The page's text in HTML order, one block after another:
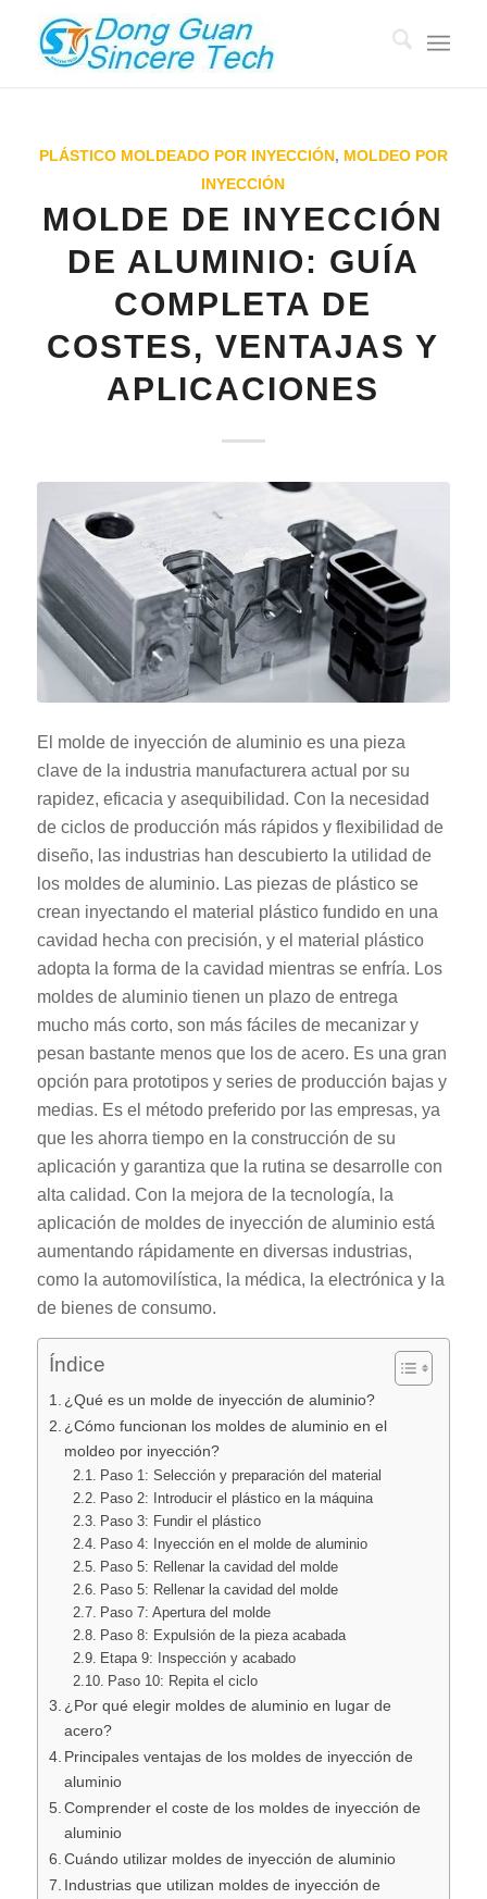
PLÁSTICO MOLDEADO POR INYECCIÓN, MOLDEO POR
INYECCIÓN
MOLDE DE INYECCIÓN
DE ALUMINIO: GUÍA
COMPLETA DE
COSTES, VENTAJAS Y
APLICACIONES
El molde de inyección de aluminio es una pieza
clave de la industria manufacturera actual por su
rapidez, eficacia y asequibilidad. Con la necesidad
de ciclos de producción más rápidos y flexibilidad de
diseño, las industrias han descubierto la utilidad de
los moldes de aluminio. Las piezas de plástico se
crean inyectando el material plástico fundido en una
cavidad hecha con precisión, y el material plástico
adopta la forma de la cavidad mientras se enfría. Los
moldes de aluminio tienen un plazo de entrega
mucho más corto, son más fáciles de mecanizar y
pesan bastante menos que los de acero. Es una gran
opción para prototipos y series de producción bajas y
medias. Es el método preferido por las empresas, ya
que les ahorra tiempo en la construcción de su
aplicación y garantiza que la rutina se desarrolle con
alta calidad. Con la mejora de la tecnología, la
aplicación de moldes de inyección de aluminio está
aumentando rápidamente en diversas industrias,
como la automovilística, la médica, la electrónica y la
de bienes de consumo.
Índice
¿Qué es un molde de inyección de aluminio?
¿Cómo funcionan los moldes de aluminio en el
moldeo por inyección?
Paso 1: Selección y preparación del material
Paso 2: Introducir el plástico en la máquina
Paso 3: Fundir el plástico
Paso 4: Inyección en el molde de aluminio
Paso 5: Rellenar la cavidad del molde
Paso 5: Rellenar la cavidad del molde
Paso 7: Apertura del molde
Paso 8: Expulsión de la pieza acabada
Etapa 9: Inspección y acabado
Paso 10: Repita el ciclo
¿Por qué elegir moldes de aluminio en lugar de
acero?
Principales ventajas de los moldes de inyección de
aluminio
Comprender el coste de los moldes de inyección de
aluminio
Cuándo utilizar moldes de inyección de aluminio
Industrias que utilizan moldes de inyección de